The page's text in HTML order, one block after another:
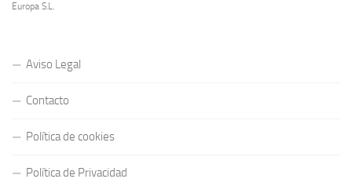
Europa S.L.
Aviso Legal
Contacto
Política de cookies
Política de Privacidad